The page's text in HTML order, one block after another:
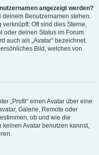
angezeigt werden?
deinem Benutzernamen stehen.
Oft sind dies Sterne,
oder deinen Status im Forum
auch als „Avatar“ bezeichnet.
Bild, welches von
„Profil“ einen Avatar über eine
Galerie, Remote oder
ob und wie die
keinen Avatar benutzen kannst,